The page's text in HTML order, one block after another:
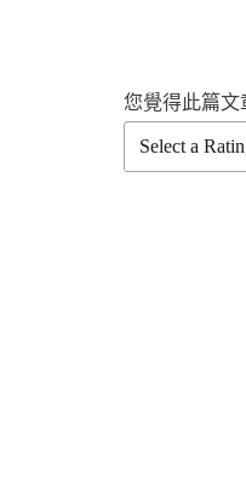
您覺得此篇文